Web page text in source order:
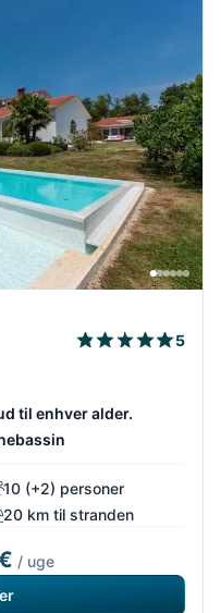
5
til enhver alder.
10 (+2) personer
20 km til stranden
/ uge